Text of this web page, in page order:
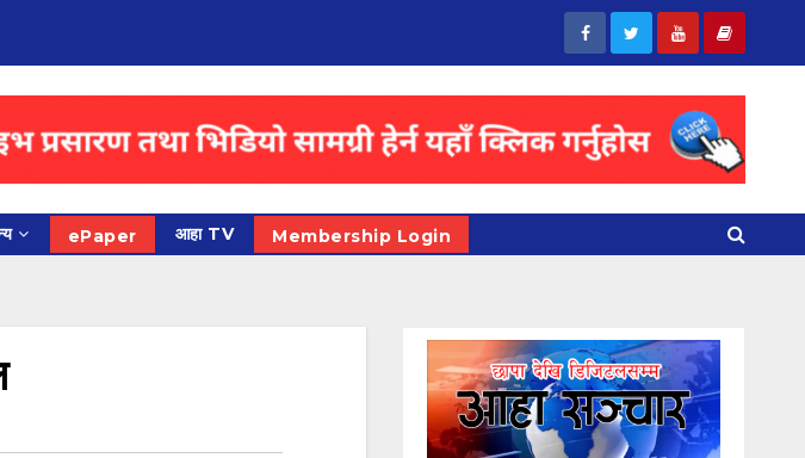
ePaper आहा TV Membership Login